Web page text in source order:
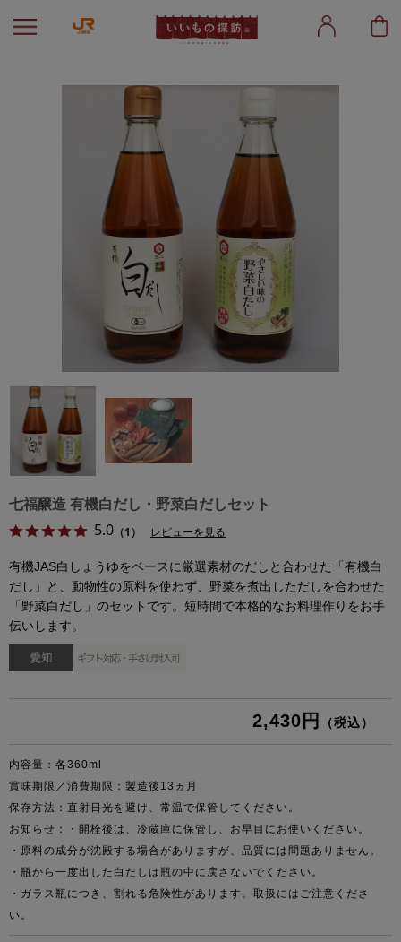
七福醸造 有機白だし・野菜白だしセット
5.0 （1） レビューを見る
有機JAS白しょうゆをベースに厳選素材のだしと合わせた「有機白
だし」と、動物性の原料を使わず、野菜を煮出しただしを合わせた
「野菜白だし」のセットです。短時間で本格的なお料理作りをお手
伝いします。
2,430円 （税込）
内容量：各360ml
賞味期限／消費期限：製造後13ヵ月
保存方法：直射日光を避け、常温で保管してください。
お知らせ：
・開栓後は、冷蔵庫に保管し、お早目にお使いください。
・原料の成分が沈殿する場合がありますが、品質には問題ありません。
・瓶から一度出した白だしは瓶の中に戻さないでください。
・ガラス瓶につき、割れる危険性があります。取扱にはご注意くださ
い。